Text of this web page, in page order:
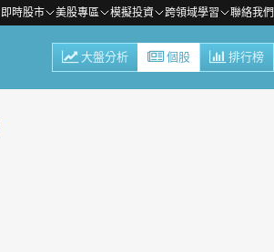
即時股市 美股專區 模擬投資 跨領域學習 聯絡我們
大盤分析 個股 排行榜